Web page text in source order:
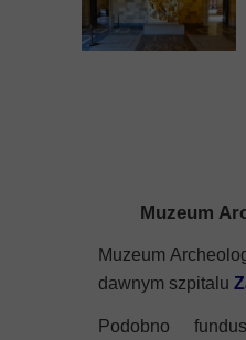
Muzeum
Muzeum
dawnym szpitalu
Podobno